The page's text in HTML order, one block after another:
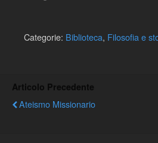
Categorie: Biblioteca, Filosofia e
Articolo Precedente
Ateismo Missionario